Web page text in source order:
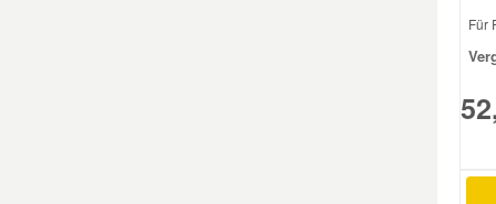
Für